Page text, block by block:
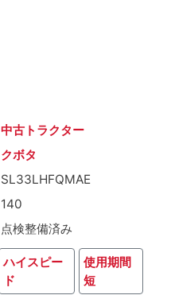
中古トラクター
クボタ
SL33LHFQMAE
140
点検整備済み
ハイスピー
ド
使用期間
短